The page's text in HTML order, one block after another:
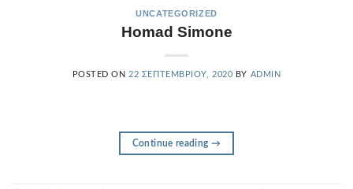
UNCATEGORIZED
Homad Simone
POSTED ON 22 ΣΕΠΤΕΜΒΡΊΟΥ, 2020 BY ADMIN
Continue reading →